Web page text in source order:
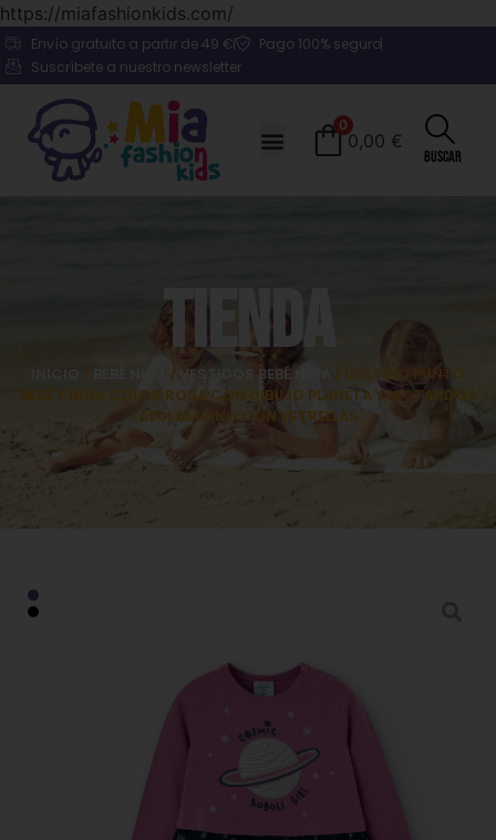
https://miafashionkids.com/
Envío gratuito a partir de 49 €
Pago 100% seguro
Suscríbete a nuestro newsletter
0
0,00 €
Buscar
Tienda
INICIO / / VESTIDOS BEBÉ NIÑA
/ VESTIDO PUNTO
BEBÉ Y NIÑA COLOR ROSA CON DIBUJO PLANETA Y LEOTARDOS
AZUL MARINO CON ESTRELLAS